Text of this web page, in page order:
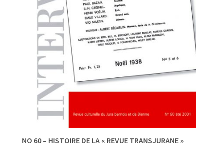
NO 60 – HISTOIRE DE LA « REVUE TRANSJURANE »